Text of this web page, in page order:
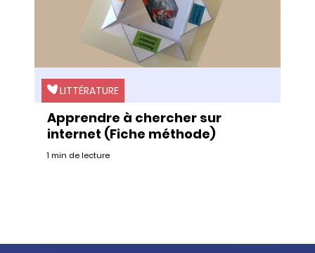
LITTÉRATURE
Apprendre à chercher sur
internet (Fiche méthode)
1 min de lecture